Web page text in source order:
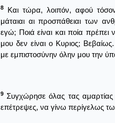
8
Και τώρα, λοιπόν, αφού
μάταιαι αι προσπάθειαι των
εγώ; Ποιά είναι και ποία πρέπει
μου δεν είναι ο Κυριος;
με εμπιστοσύνην όλην μου την
9 Συγχώρησε όλας τας αμαρτίας
επέτρεψες, να γίνω περίγελως